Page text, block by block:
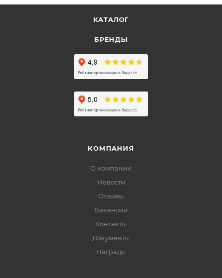
КАТАЛОГ
БРЕНДЫ
КОМПАНИЯ
О компании
Новости
Отзывы
Вакансии
Контакты
Документы
Награды